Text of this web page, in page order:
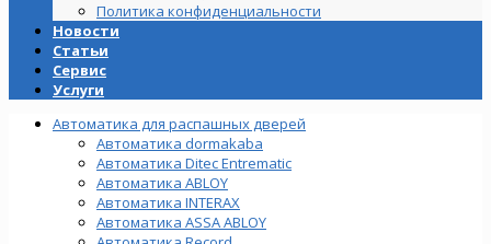
Политика конфиденциальности
Новости
Статьи
Сервис
Услуги
Автоматика для распашных дверей
Автоматика dormakaba
Автоматика Ditec Entrematic
Автоматика ABLOY
Автоматика INTERAX
Автоматика ASSA ABLOY